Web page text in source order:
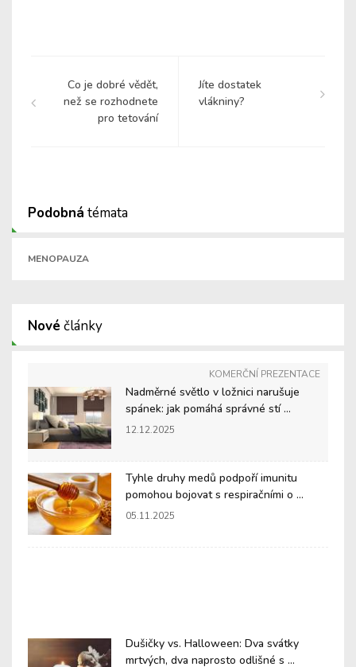
Co je dobré vědět,
než se rozhodnete
pro tetování
Jíte dostatek
vlákniny?
Podobná témata
MENOPAUZA
Nové články
KOMERČNÍ PREZENTACE
Nadměrné světlo v ložnici narušuje
spánek: jak pomáhá správné stí ...
12.12.2025
Tyhle druhy medů podpoří imunitu
pomohou bojovat s respiračními o ...
05.11.2025
Dušičky vs. Halloween: Dva svátky
mrtvých, dva naprosto odlišné s ...